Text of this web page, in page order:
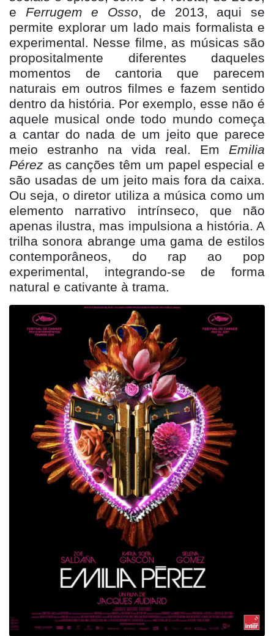
e Ferrugem e Osso, de 2013, aqui se
permite explorar um lado mais formalista e
experimental. Nesse filme, as músicas são
propositalmente diferentes daqueles
momentos de cantoria que parecem
naturais em outros filmes e fazem sentido
dentro da história. Por exemplo, esse não é
aquele musical onde todo mundo começa
a cantar do nada de um jeito que parece
meio estranho na vida real. Em Emilia
Pérez as canções têm um papel especial e
são usadas de um jeito mais fora da caixa.
Ou seja, o diretor utiliza a música como um
elemento narrativo intrínseco, que não
apenas ilustra, mas impulsiona a história. A
trilha sonora abrange uma gama de estilos
contemporâneos, do rap ao pop
experimental, integrando-se de forma
natural e cativante à trama.